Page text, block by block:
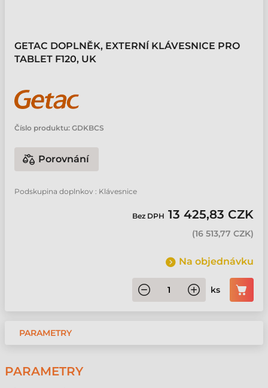
GETAC DOPLNĚK, EXTERNÍ KLÁVESNICE PRO
TABLET F120, UK
Číslo produktu: GDKBCS
Porovnání
Podskupina doplnkov : Klávesnice
Bez DPH 13 425,83 CZK
(16 513,77 CZK)
Na objednávku
ks
PARAMETRY
PARAMETRY